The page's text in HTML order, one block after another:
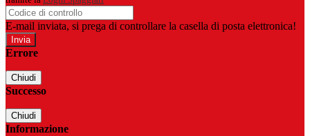
E-mail inviata, si prega di controllare la casella di posta elettronica!
Errore
Chiudi
Successo
Chiudi
Informazione